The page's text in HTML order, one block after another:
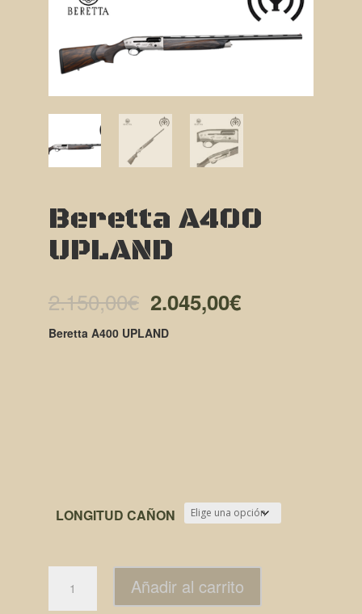
Beretta A400
UPLAND
2.150,00€ El
precio
2.045,00€El
Beretta A400 UPLAND
LONGITUD CAÑON
Añadir al carrito